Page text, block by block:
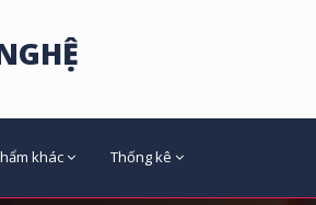
khác Thống kê